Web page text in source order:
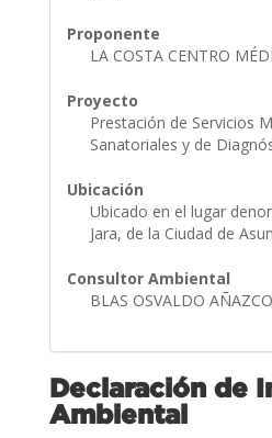
Proponente
LA COSTA CENTRO
Proyecto
Prestación de Servicios
Sanatoriales y de
Ubicación
Ubicado en el lugar
Jara, de la Ciudad de
Consultor Ambiental
BLAS OSVALDO
Declaración de
Ambiental